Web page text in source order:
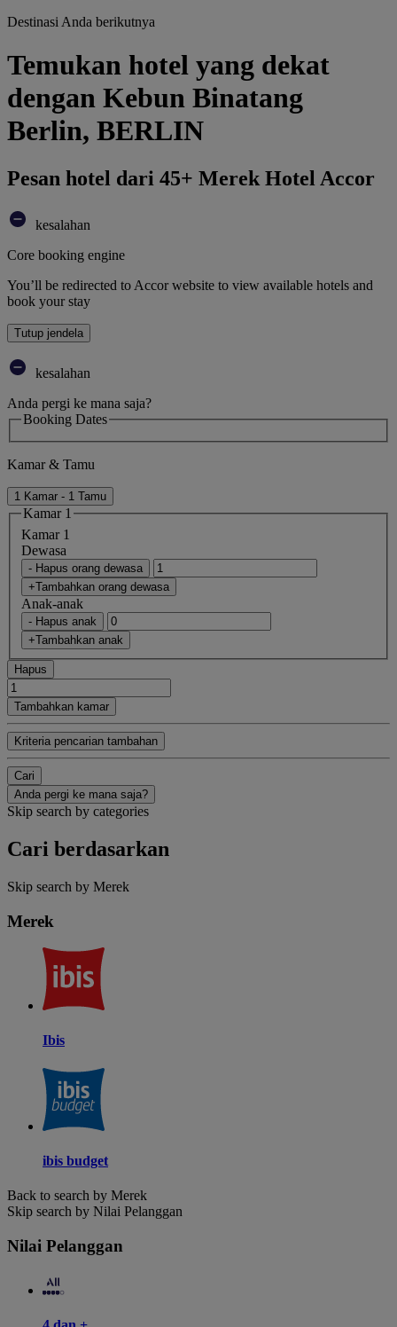
Destinasi Anda berikutnya
Temukan hotel yang dekat
dengan Kebun Binatang
Berlin, BERLIN
Pesan hotel dari 45+ Merek Hotel Accor
kesalahan
Core booking engine
You’ll be redirected to Accor website to view available hotels and
book your stay
Tutup jendela
kesalahan
Anda pergi ke mana saja?
Booking Dates
Kamar & Tamu
1 Kamar - 1 Tamu
Kamar 1
Kamar 1
Dewasa
- Hapus orang dewasa
+Tambahkan orang dewasa
Anak-anak
- Hapus anak
+Tambahkan anak
Hapus
Tambahkan kamar
Kriteria pencarian tambahan
Cari
Anda pergi ke mana saja?
Skip search by categories
Cari berdasarkan
Skip search by Merek
Merek
Ibis
ibis budget
Back to search by Merek
Skip search by Nilai Pelanggan
Nilai Pelanggan